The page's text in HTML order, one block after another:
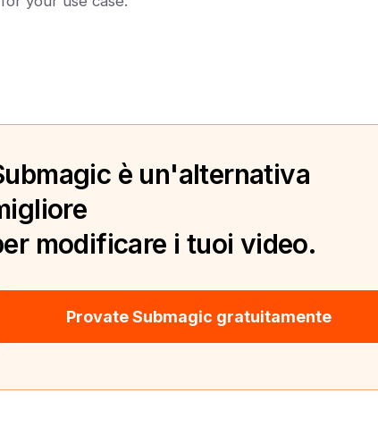
è un'alternativa
modificare i tuoi video.
Provate Submagic gratuitamente